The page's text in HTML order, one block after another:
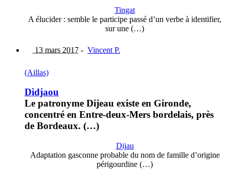
Tingat
A élucider : semble le participe passé d’un verbe à identifier,
sur une (…)
13 mars 2017 - Vincent P.
(Aillas)
Didjaou
Le patronyme Dijeau existe en Gironde,
concentré en Entre-deux-Mers bordelais, près
de Bordeaux. (…)
Dijau
Adaptation gasconne probable du nom de famille d’origine
périgourdine (…)